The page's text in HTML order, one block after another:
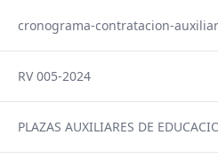
cronograma-contratacion-
RV 005-2024
PLAZAS AUXILIARES DE